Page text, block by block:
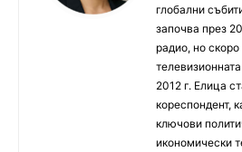
глобални
започва през
радио, но
2012 г. Елица
кореспондент,
ключови
икономически